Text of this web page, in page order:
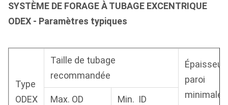
SYSTÈME DE FORAGE À TUBAGE EXCENTRIQUE
ODEX - Paramètres typiques
Type
ODEX
Taille de tubage
recommandée
Épaisseur
paroi
minimale
Max. OD Min. ID